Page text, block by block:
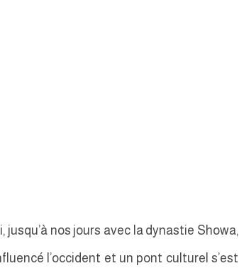
jusqu’à nos jours avec la dynastie Showa,
l’occident et un pont culturel s’est